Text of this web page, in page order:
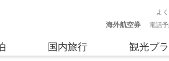
よ
海外航空券 電話
国内旅行 観光プ